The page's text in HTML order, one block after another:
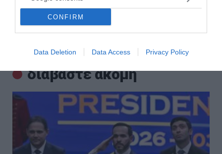
CONFIRM
Data Deletion Data Access Privacy Policy
Χανιά: 17χρονη κατήγγειλε ότι 24χρονος την κλείδωσε σε
σπίτι – Συνελήφθη για ενδοοικογενειακή βία
ΟΛΕΣ ΟΙ ΕΙΔΗΣΕΙΣ →
διαβάστε ακόμη